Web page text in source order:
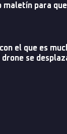
maletín para
el que es
se